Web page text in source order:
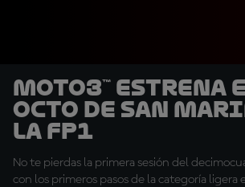
Moto3™ estrena
Octo de San
la FP1
No te pierdas la primera sesión del
con los primeros pasos de la categoría ligera